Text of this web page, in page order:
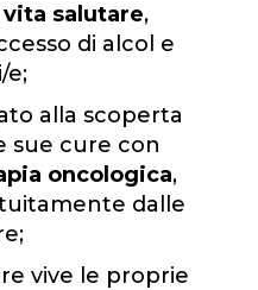
salutare,
di alcol e
e;
alla scoperta
sue cure con
oncologica,
dalle
vive le proprie